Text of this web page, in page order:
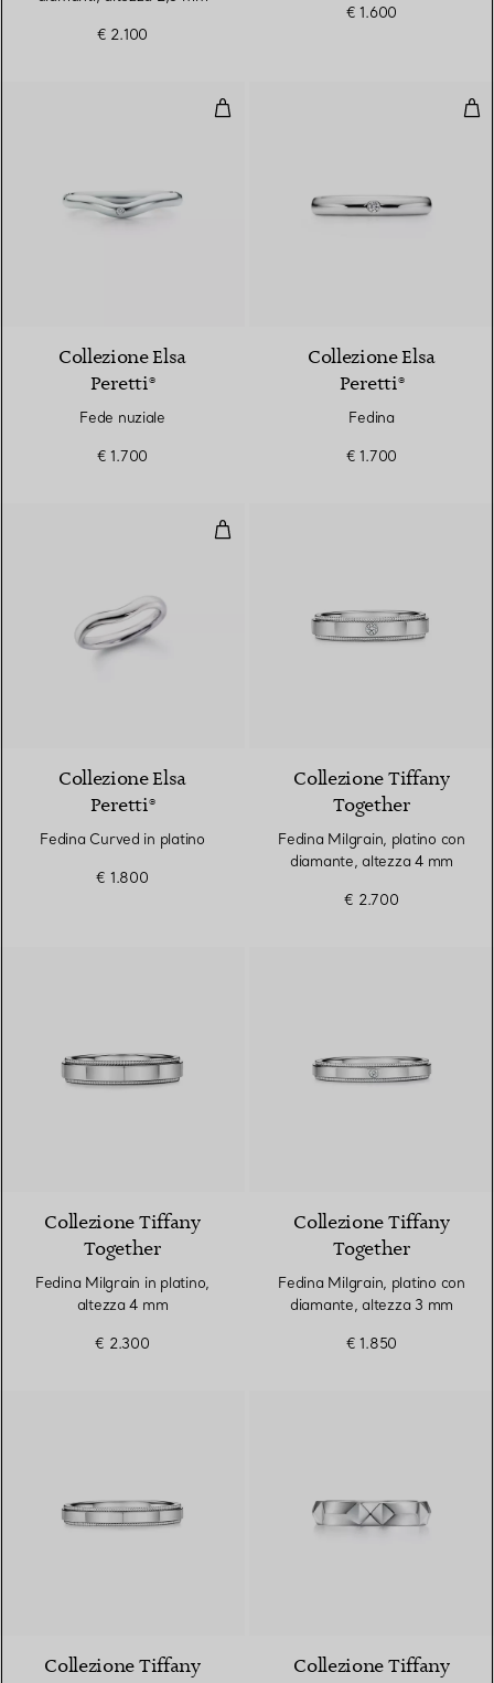
€ 2.100
€ 1.600
Fede nuziale
Collezione Elsa
Peretti®
Fede nuziale
€ 1.700
Collezione Elsa
Peretti®
Fedina
€ 1.700
Fedina Curved in platino
Collezione Elsa
Peretti®
Fedina Curved in platino
€ 1.800
Collezione Tiffany
Together
Fedina Milgrain, platino con
diamante, altezza 4 mm
€ 2.700
Collezione Tiffany
Together
Fedina Milgrain in platino,
altezza 4 mm
€ 2.300
Collezione Tiffany
Together
Fedina Milgrain, platino con
diamante, altezza 3 mm
€ 1.850
Collezione Tiffany
Collezione Tiffany